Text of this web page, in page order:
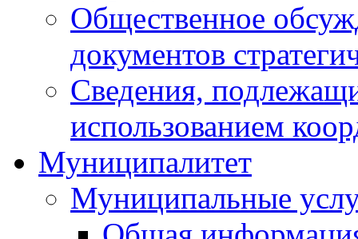
Общественное
документов
Сведения,
использованием
Муниципалитет
Муниципальные